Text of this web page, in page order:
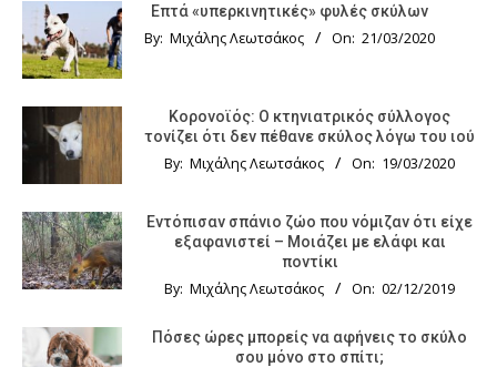
Επτά «υπερκινητικές» φυλές σκύλων
By: Μιχάλης Λεωτσάκος On: 21/03/2020
Κορονοϊός: Ο κτηνιατρικός σύλλογος
τονίζει ότι δεν πέθανε σκύλος λόγω του ιού
By: Μιχάλης Λεωτσάκος On: 19/03/2020
Εντόπισαν σπάνιο ζώο που νόμιζαν ότι είχε
εξαφανιστεί – Μοιάζει με ελάφι και
ποντίκι
By: Μιχάλης Λεωτσάκος On: 02/12/2019
Πόσες ώρες μπορείς να αφήνεις το σκύλο
σου μόνο στο σπίτι;